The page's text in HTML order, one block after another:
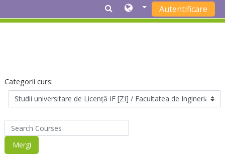
Autentificare
Categorii curs:
Search Courses
Mergi